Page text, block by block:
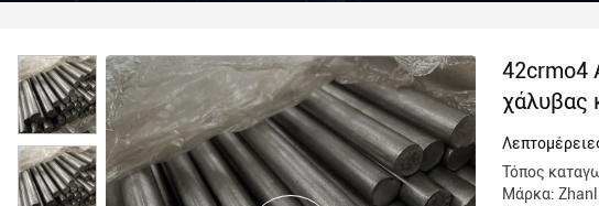
42crmo4
χάλυβας
Τόπος
Μάρκα: